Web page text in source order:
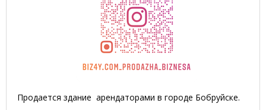
Продается здание арендаторами в городе Бобруйске.